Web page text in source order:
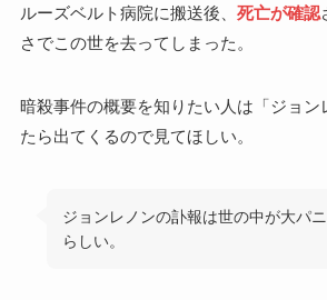
ルーズベルト病院に搬送後、 死亡が確認
さでこの世を去ってしまった。
暗殺事件の概要を知りたい人は「ジョン
たら出てくるので見てほしい。
ジョンレノンの訃報は世の中が大パ
らしい。